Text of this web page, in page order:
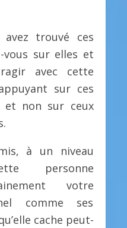
trouvé ces
vous sur elles et
avec cette
sur ces
et non sur ceux
à un niveau
personne
votre
comme ses
cache peut-